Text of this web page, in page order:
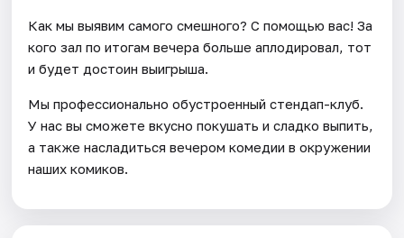
Как мы выявим самого смешного? С помощью вас! За
кого зал по итогам вечера больше аплодировал, тот
и будет достоин выигрыша.
Мы профессионально обустроенный стендап-клуб.
У нас вы сможете вкусно покушать и сладко выпить,
а также насладиться вечером комедии в окружении
наших комиков.